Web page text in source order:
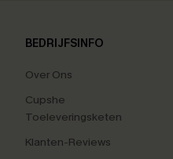
BEDRIJFSINFO
Over Ons
Cupshe
Toeleveringsketen
Klanten-Reviews